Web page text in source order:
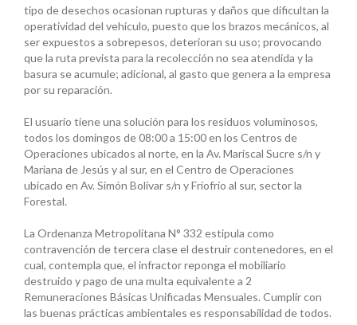
tipo de desechos ocasionan rupturas y daños que dificultan la
operatividad del vehículo, puesto que los brazos mecánicos, al
ser expuestos a sobrepesos, deterioran su uso; provocando
que la ruta prevista para la recolección no sea atendida y la
basura se acumule; adicional, al gasto que genera a la empresa
por su reparación.
El usuario tiene una solución para los residuos voluminosos,
todos los domingos de 08:00 a 15:00 en los Centros de
Operaciones ubicados al norte, en la Av. Mariscal Sucre s/n y
Mariana de Jesús y al sur, en el Centro de Operaciones
ubicado en Av. Simón Bolívar s/n y Friofrío al sur, sector la
Forestal.
La Ordenanza Metropolitana N° 332 estipula como
contravención de tercera clase el destruir contenedores, en el
cual, contempla que, el infractor reponga el mobiliario
destruido y pago de una multa equivalente a 2
Remuneraciones Básicas Unificadas Mensuales. Cumplir con
las buenas prácticas ambientales es responsabilidad de todos.